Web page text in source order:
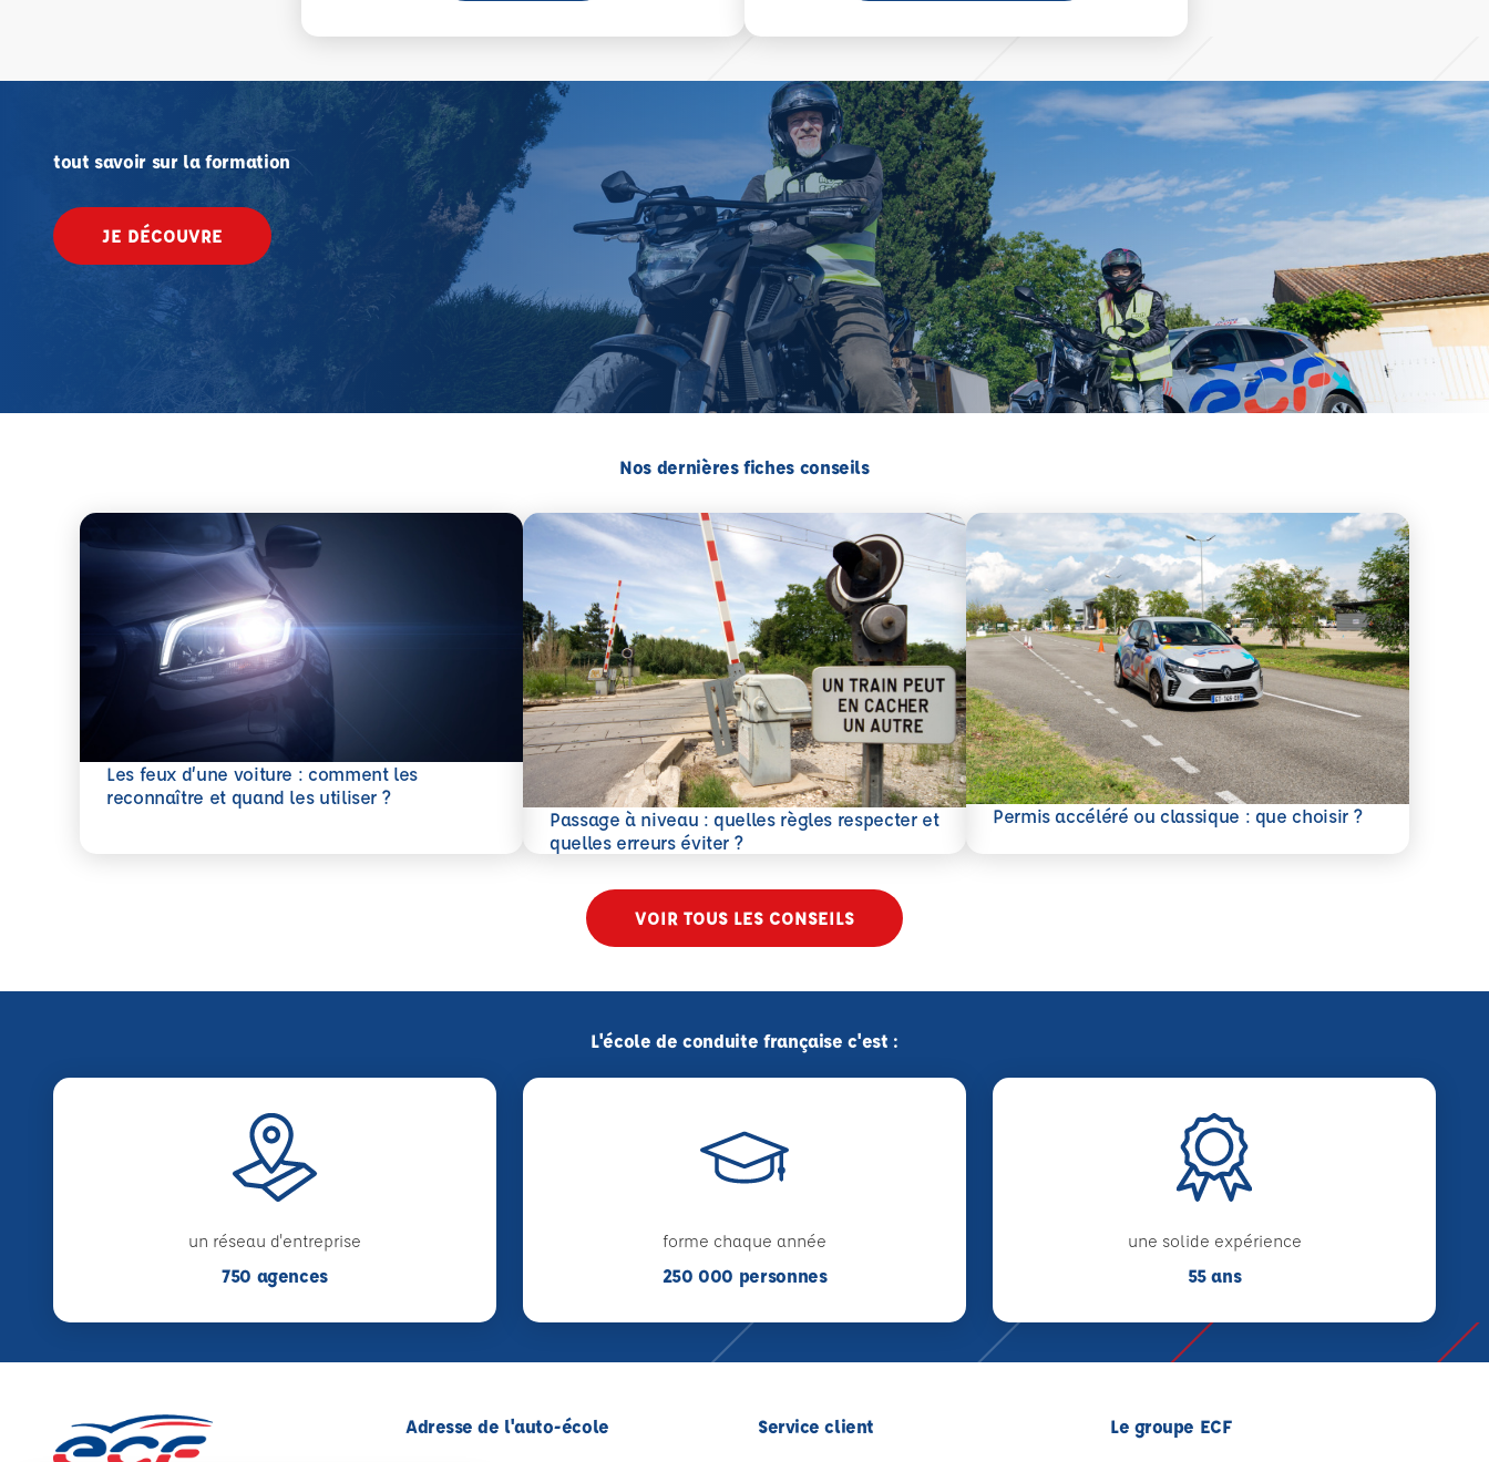
tout savoir sur la formation
JE DÉCOUVRE
Nos dernières fiches conseils
Les feux d’une voiture : comment les
reconnaître et quand les utiliser ?
En savoir plus
Passage à niveau : quelles règles respecter et
quelles erreurs éviter ?
En savoir plus
Permis accéléré ou classique : que choisir ?
En savoir plus
VOIR TOUS LES CONSEILS
L'école de conduite française c'est :
un réseau d'entreprise
750 agences
forme chaque année
250 000 personnes
une solide expérience
55 ans
Adresse de l'auto-école Service client Le groupe ECF